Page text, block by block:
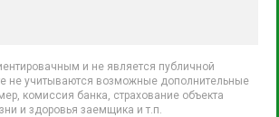
и не является публичной
не учитываются возможные дополнительные
комиссия банка, страхование объекта
и здоровья заемщика и т.п.